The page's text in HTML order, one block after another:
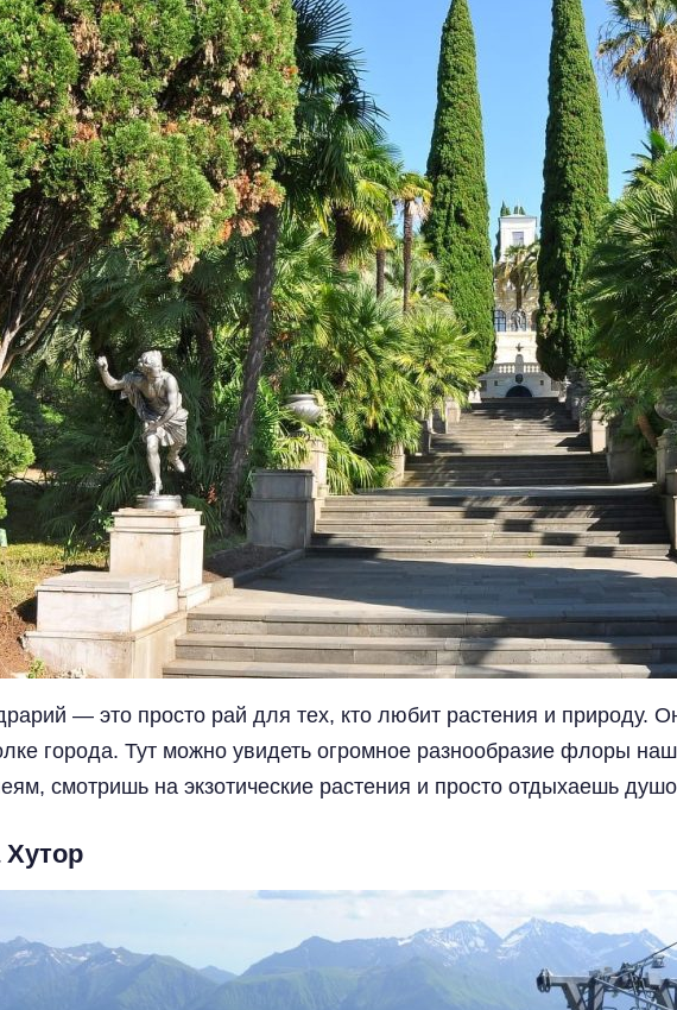
— это просто рай для тех, кто любит растения и природу.
города. Тут можно увидеть огромное разнообразие флоры
смотришь на экзотические растения и просто отдыхаешь
Хутор